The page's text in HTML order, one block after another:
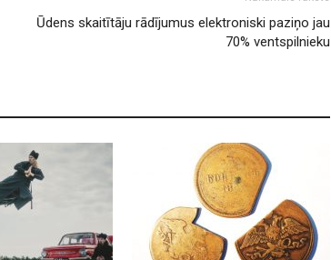
Ūdens skaitītāju rādījumus elektroniski paziņo jau
70% ventspilnieku